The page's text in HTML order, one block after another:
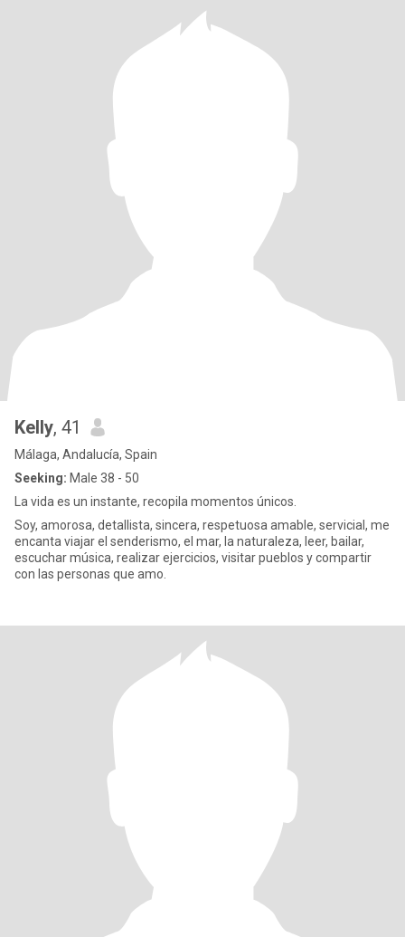
Kelly, 41
Málaga, Andalucía, Spain
Seeking: Male 38 - 50
La vida es un instante, recopila momentos únicos.
Soy, amorosa, detallista, sincera, respetuosa amable, servicial, me
encanta viajar el senderismo, el mar, la naturaleza, leer, bailar,
escuchar música, realizar ejercicios, visitar pueblos y compartir
con las personas que amo.